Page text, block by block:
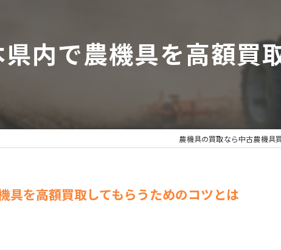
内で農機具を高額買
農機具の買取なら中古農機具
具を高額買取してもらうためのコツとは